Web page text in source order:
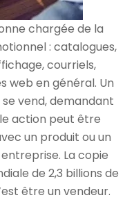
chargée de la
: catalogues,
courriels,
web en général. Un
vend, demandant
action peut être
un produit ou un
La copie
de 2,3 billions de
être un vendeur.